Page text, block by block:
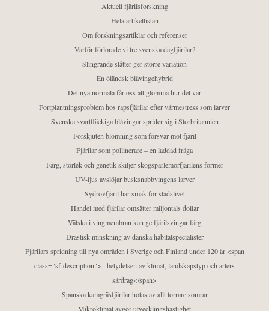
Aktuell fjärilsforskning
Hela artikellistan
Om forskningsartiklar och referenser
Varför förlorade vi tre svenska dagfjärilar?
Slingrande slåtter ger större variation
En öländsk blåvingehybrid
Det nya normala får oss att glömma hur det var
Fortplantningsproblem hos rapsfjärilar efter värmestress som larver
Svenska svartfläckiga blåvingar sprider sig i Storbritannien
Förskjuten blomning som försvar mot fjäril
Fjärilar som pollinerare – en laddad fråga
Färg, storlek och genetik skiljer skogspärlemorfjärilens former
UV-ljus avslöjar busksnabbvingens larver
Sydrovfjäril har smak för stadslivet
Handel med fjärilar omsätter miljontals dollar
Vätska i vingmembran kan ge fjärilsvingar färg
Drastisk minskning av danska habitatspecialister
Fjärilars spridning till nya områden i Sverige och Finland under 120 år <span
class="sf-description">– betydelsen av klimat, landskapstyp och arters
särdrag</span>
Spanska kamgräsfjärilar hotas av allt torrare somrar
Mikroklimat avgör utvecklingshastighet